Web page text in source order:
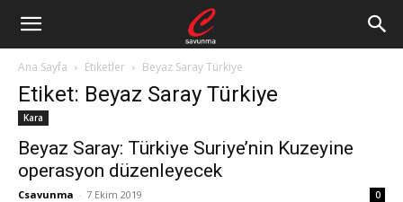
Ana Sayfa Etiketler Beyaz Saray Türkiye
Etiket: Beyaz Saray Türkiye
Kara
Beyaz Saray: Türkiye Suriye’nin Kuzeyine
operasyon düzenleyecek
Csavunma - 7 Ekim 2019 0